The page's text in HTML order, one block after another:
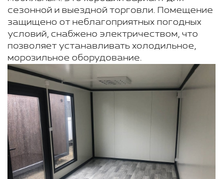
сезонной и выездной торговли. Помещение
защищено от неблагоприятных погодных
условий, снабжено электричеством, что
позволяет устанавливать холодильное,
морозильное оборудование.